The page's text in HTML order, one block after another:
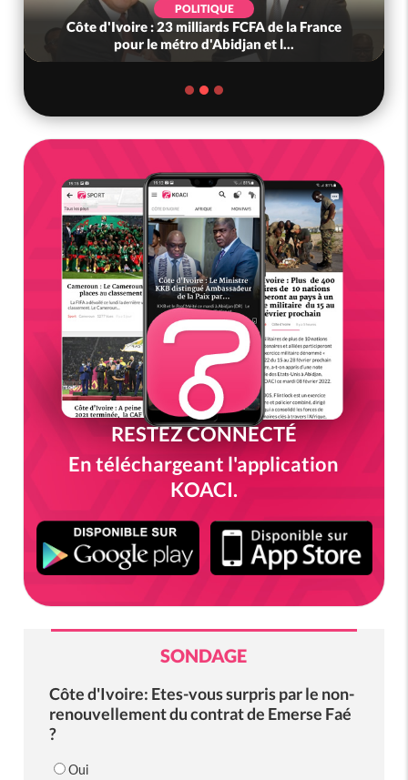
POLITIQUE
Côte d'Ivoire : 23 milliards FCFA de la France
pour le métro d'Abidjan et l...
RESTEZ CONNECTÉ
En téléchargeant l'application
KOACI.
SONDAGE
Côte d'Ivoire: Etes-vous surpris par le non-
renouvellement du contrat de Emerse Faé
?
Oui